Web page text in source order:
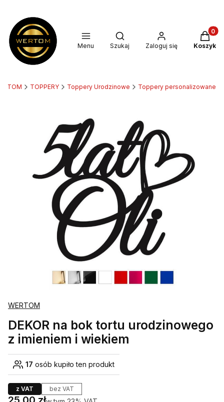
Menu
Otwórz wyszukiwarkę
Szukaj Zaloguj się Koszyk
TOPPERY Toppery Urodzinowe Toppery personalizowane
WERTOM
DEKOR na bok tortu urodzinowego
z imieniem i wiekiem
17 osób kupiło ten produkt
z VAT bez VAT
Cena